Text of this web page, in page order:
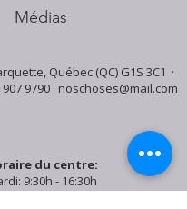
Médias
Québec (QC) G1S 3C1 ·
9790· noschoses@mail.com
du centre:
9:30h - 16:30h